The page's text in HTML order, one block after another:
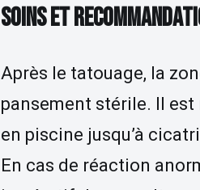
SOINS ET
Après le tatouage, la
pansement stérile. Il est
en piscine jusqu’à
En cas de réaction